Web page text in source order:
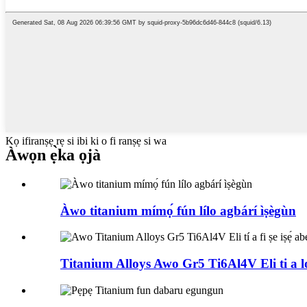
Kọ ifiranṣẹ rẹ si ibi ki o fi ranṣẹ si wa
Àwọn ẹ̀ka ọjà
Àwo titanium mímọ́ fún lílo agbárí ìṣègùn
Titanium Alloys Awo Gr5 Ti6Al4V Eli ti a